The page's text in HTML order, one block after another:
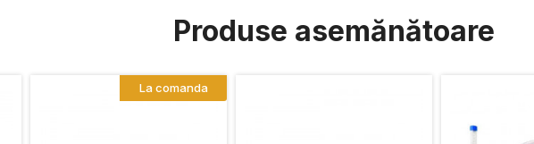
Produse asemănătoare
La comanda